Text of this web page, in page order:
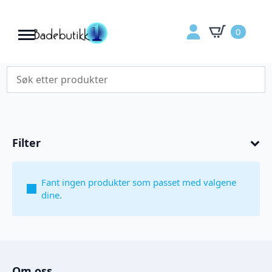
0
Filter
Fant ingen produkter som passet med valgene
dine.